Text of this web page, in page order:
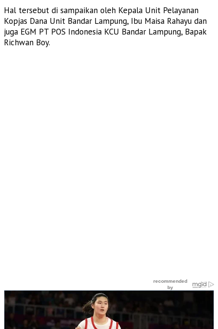
Hal tersebut di sampaikan oleh Kepala Unit Pelayanan
Kopjas Dana Unit Bandar Lampung, Ibu Maisa Rahayu dan
juga EGM PT POS Indonesia KCU Bandar Lampung, Bapak
Richwan Boy.